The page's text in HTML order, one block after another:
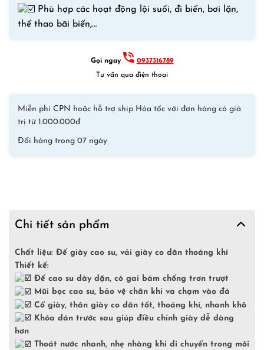
Phù hợp các hoạt động lội suối, đi biển, bơi lặn,
thể thao bãi biển,…
Gọi ngay
0937316789
Tư vấn qua điện thoại
Miễn phí CPN hoặc hỗ trợ ship Hỏa tốc với đơn hàng có giá
trị từ 1.000.000đ
Đổi hàng trong 07 ngày
Chi tiết sản phẩm
Chất liệu: Đế giày cao su, vải giày co dãn thoáng khí
Thiết kế:
Đế cao su dày dặn, có gai bám chống trơn trượt
Mũi bọc cao su, bảo vệ chân khi va chạm vào đá
Cổ giày, thân giày co dãn tốt, thoáng khí, nhanh khô
Khóa dán trước sau giúp điều chỉnh giày dễ dàng
hơn
Thoát nước nhanh, nhẹ nhàng khi di chuyển trong môi